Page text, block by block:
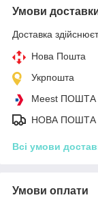
Умови
Доставка
Нова Пошта
Укрпошта
Meest ПОШТА
НОВА ПОШТА
Всі умови
Умови оплати